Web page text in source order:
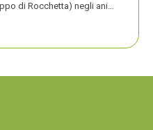
di Rocchetta) negli ani…